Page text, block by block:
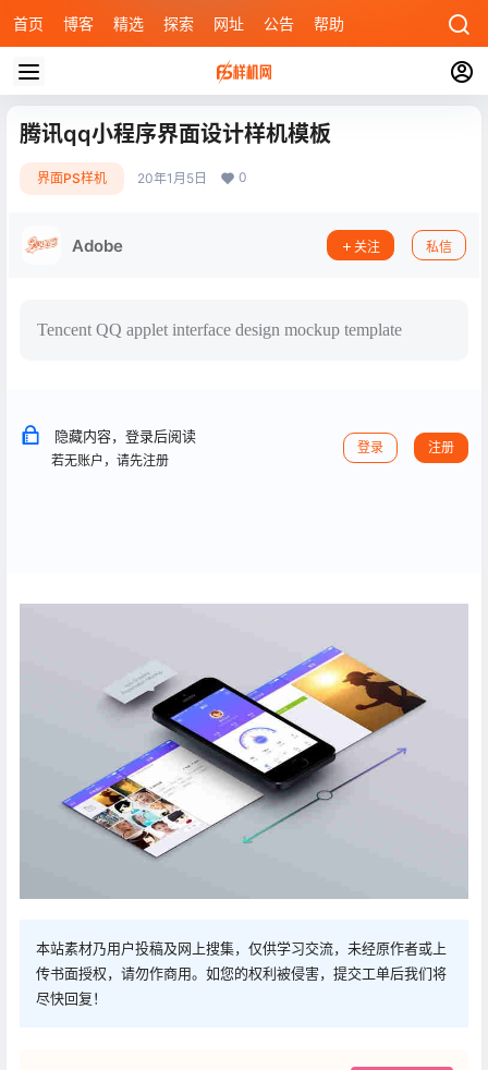
首页 博客 精选 探索 网址 公告 帮助
腾讯qq小程序界面设计样机模板
界面PS样机 20年1月5日 0
Adobe 关注 私信
Tencent QQ applet interface design mockup template
隐藏内容，登录后阅读
若无账户，请先注册
登录 注册
本站素材乃用户投稿及网上搜集，仅供学习交流，未经原作者或上
传书面授权，请勿作商用。如您的权利被侵害，提交工单后我们将
尽快回复！